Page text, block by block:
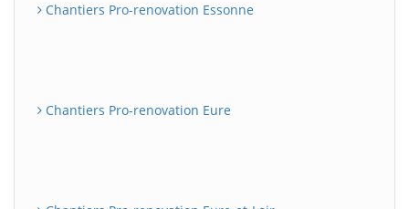
Chantiers Pro-renovation Essonne
Chantiers Pro-renovation Eure